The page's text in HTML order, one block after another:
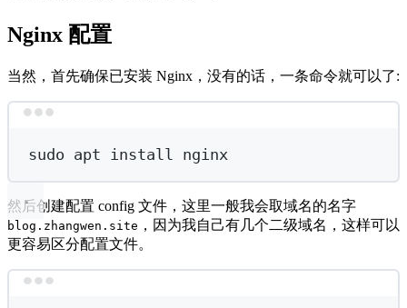
Nginx 配置
当然，首先确保已安装 Nginx，没有的话，一条命令就可以了:
sudo apt install nginx
然后创建配置 config 文件，这里一般我会取域名的名字
blog.zhangwen.site ，因为我自己有几个二级域名，这样可以
更容易区分配置文件。